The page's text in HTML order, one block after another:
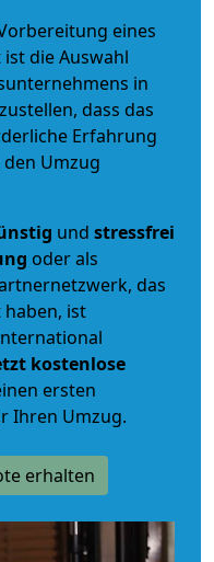
eines
die Auswahl
in
dass das
Erfahrung
Umzug
und stressfrei
oder als
das
ist
kostenlose
ersten
Ihren Umzug.
erhalten